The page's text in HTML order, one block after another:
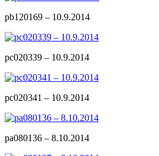
pb120169 – 10.9.2014
pc020339 – 10.9.2014
pc020341 – 10.9.2014
pa080136 – 8.10.2014